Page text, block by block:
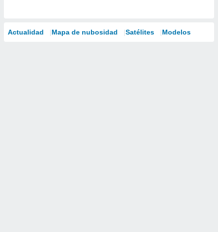
Actualidad Mapa de nubosidad Satélites Modelos